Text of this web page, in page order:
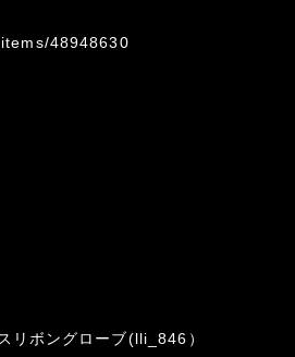
48948630
リボングローブ(lli_846）